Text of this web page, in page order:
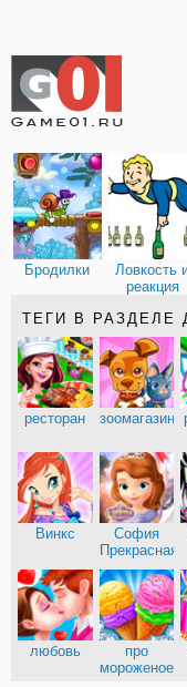
Бродилки
Ловкость
реакция
ТЕГИ В РАЗДЕЛЕ
ресторан зоомагазин
Эльза из
Холодного
сердца
Кухня
Сары
Винкс
София
Прекрасная
любовь
про
мороженое